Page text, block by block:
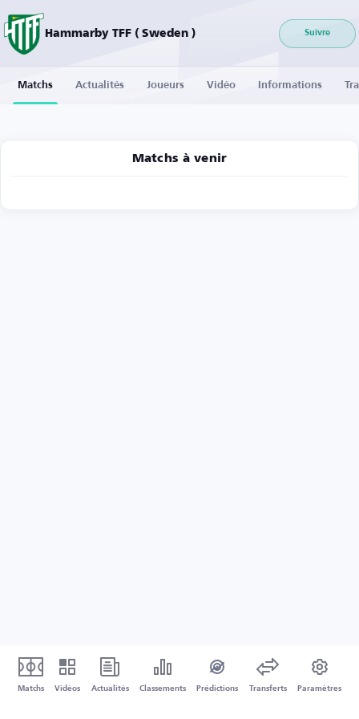
Hammarby TFF ( Sweden ) Suivre
Matchs Actualités Joueurs Vidéo Informations
Matchs à venir
Matchs Vidéos Actualités Classements Prédictions Transferts Paramètres